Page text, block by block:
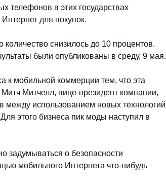
телефонов в этих государствах
для покупок.
снизилось до 10 процентов.
были опубликованы в среду, 9 мая.
к мобильной коммерции тем, что эта
Митчелл, вице-президент компании,
между использованием новых технологий
этого бизнеса пик моды наступил в
задумываться о безопасности
мобильного Интернета что-нибудь